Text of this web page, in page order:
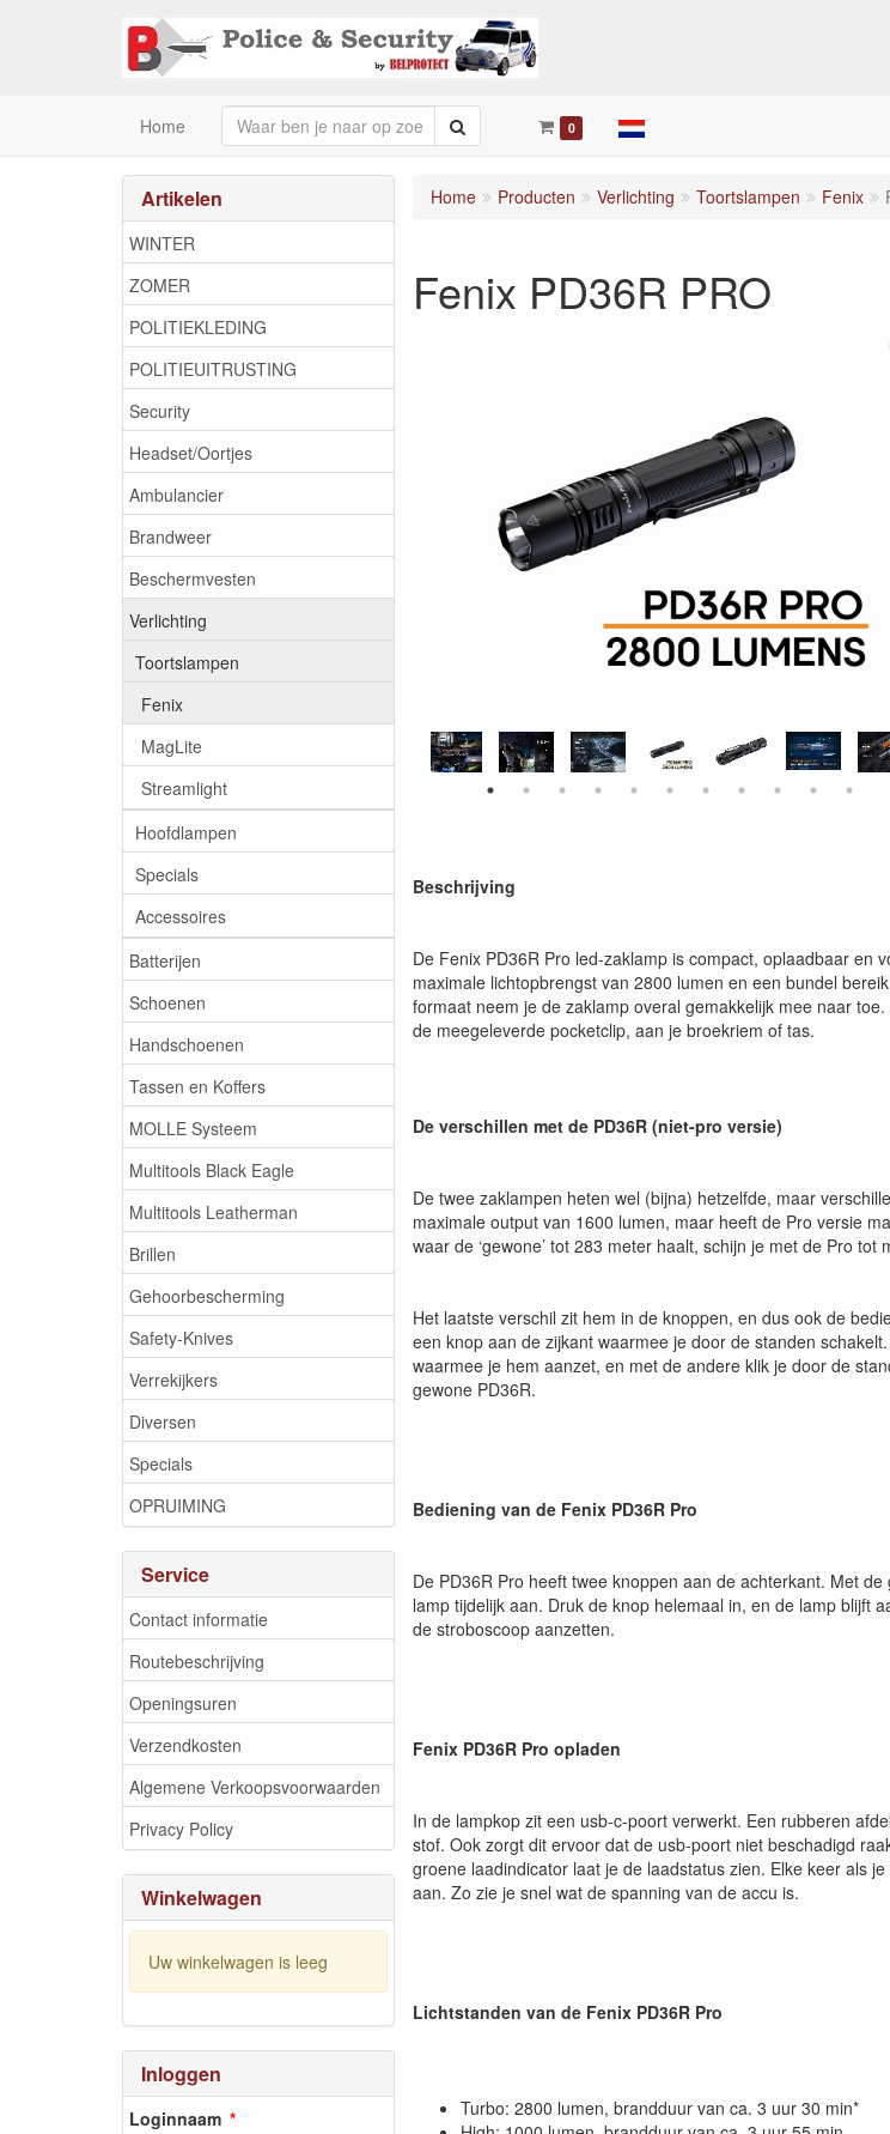
Home 0
Artikelen
WINTER
ZOMER
POLITIEKLEDING
POLITIEUITRUSTING
Security
Headset/Oortjes
Ambulancier
Brandweer
Beschermvesten
Verlichting
Toortslampen
Fenix
MagLite
Streamlight
Hoofdlampen
Specials
Accessoires
Batterijen
Schoenen
Handschoenen
Tassen en Koffers
MOLLE Systeem
Multitools Black Eagle
Multitools Leatherman
Brillen
Gehoorbescherming
Safety-Knives
Verrekijkers
Diversen
Specials
OPRUIMING
Service
Contact informatie
Routebeschrijving
Openingsuren
Verzendkosten
Algemene Verkoopsvoorwaarden
Privacy Policy
Winkelwagen
Uw winkelwagen is leeg
Inloggen
Loginnaam
Home Producten Verlichting Toortslampen Fenix
Fenix PD36R PRO
Beschrijving
De Fenix PD36R Pro led-zaklamp is compact, oplaadbaar en
maximale lichtopbrengst van 2800 lumen en een bundel
formaat neem je de zaklamp overal gemakkelijk mee naar
de meegeleverde pocketclip, aan je broekriem of tas.
De verschillen met de PD36R (niet-pro versie)
De twee zaklampen heten wel (bijna) hetzelfde, maar
maximale output van 1600 lumen, maar heeft de Pro versie
waar de ‘gewone’ tot 283 meter haalt, schijn je met de Pro tot
Het laatste verschil zit hem in de knoppen, en dus ook de
een knop aan de zijkant waarmee je door de standen
waarmee je hem aanzet, en met de andere klik je door de
gewone PD36R.
Bediening van de Fenix PD36R Pro
De PD36R Pro heeft twee knoppen aan de achterkant. Met
lamp tijdelijk aan. Druk de knop helemaal in, en de lamp blijft
de stroboscoop aanzetten.
Fenix PD36R Pro opladen
In de lampkop zit een usb-c-poort verwerkt. Een rubberen
stof. Ook zorgt dit ervoor dat de usb-poort niet beschadigd
groene laadindicator laat je de laadstatus zien. Elke keer als
aan. Zo zie je snel wat de spanning van de accu is.
Lichtstanden van de Fenix PD36R Pro
Turbo: 2800 lumen, brandduur van ca. 3 uur 30 min*